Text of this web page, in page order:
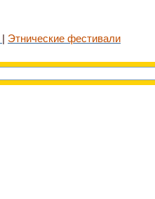
Этнические фестивали